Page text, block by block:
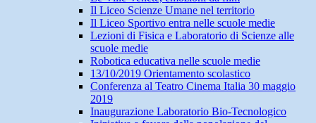
Il Liceo Scienze Umane nel territorio
Il Liceo Sportivo entra nelle scuole medie
Lezioni di Fisica e Laboratorio di Scienze alle
scuole medie
Robotica educativa nelle scuole medie
13/10/2019 Orientamento scolastico
Conferenza al Teatro Cinema Italia 30 maggio
2019
Inaugurazione Laboratorio Bio-Tecnologico